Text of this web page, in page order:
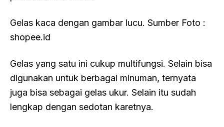
Gelas kaca dengan gambar lucu. Sumber Foto :
shopee.id
Gelas yang satu ini cukup multifungsi. Selain bisa
digunakan untuk berbagai minuman, ternyata
juga bisa sebagai gelas ukur. Selain itu sudah
lengkap dengan sedotan karetnya.